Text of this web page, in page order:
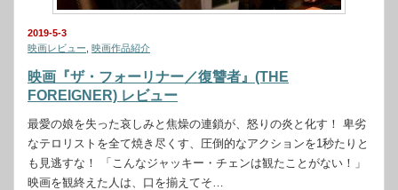
2019-5-3
映画レビュー 映画作品紹介
映画『ザ・フォーリナー／復讐者』(THE
FOREIGNER) レビュー
最愛の娘を失った哀しみと焦燥の連鎖が、怒りの炎と化す！ 卑劣
なテロリストを全て焼き尽くす、圧倒的なアクションを1秒たりと
も見逃すな！ 「こんなジャッキー・チェンは観たことがない！」
映画を観終えた人は、口を揃えてそ…